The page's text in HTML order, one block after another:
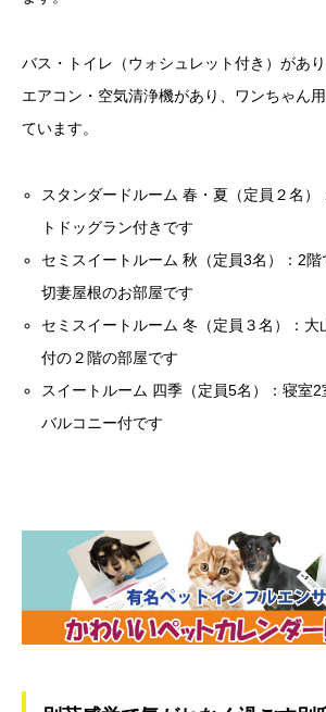
バス・トイレ（ウォシュレット付き）があ
エアコン・空気清浄機があり、ワンちゃん
ています。
スタンダードルーム 春・夏（定員２名）
トドッグラン付きです
セミスイートルーム 秋（定員3名）：2
切妻屋根のお部屋です
セミスイートルーム 冬（定員３名）：大
付の２階の部屋です
スイートルーム 四季（定員5名）：寝室2
バルコニー付です